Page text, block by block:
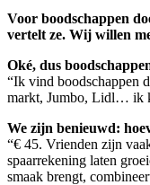
Voor boodschappen
vertelt ze. Wij willen
Oké, dus
“Ik vind boodschappen
markt, Jumbo, Lidl… ik
We zijn benieuwd:
“€ 45. Vrienden zijn
spaarrekening laten
smaak brengt,